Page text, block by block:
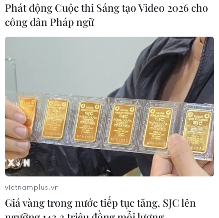
Phát động Cuộc thi Sáng tạo Video 2026 cho
công dân Pháp ngữ
vietnamplus.vn
Giá vàng trong nước tiếp tục tăng, SJC lên